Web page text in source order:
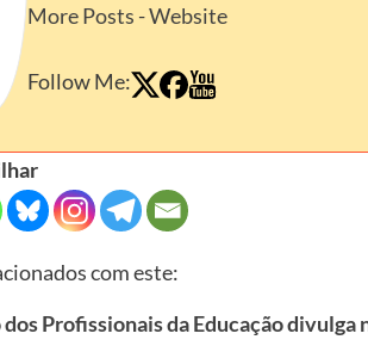
More Posts -Website
Follow Me:
com este:
Profissionais da Educação divulga